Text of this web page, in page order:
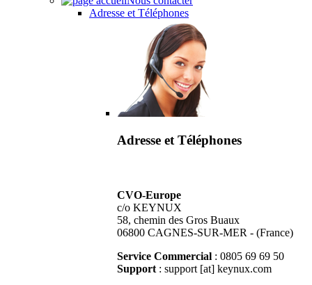
Adresse et Téléphones
Adresse et Téléphones
CVO-Europe
c/o KEYNUX
58, chemin des Gros Buaux
06800 CAGNES-SUR-MER - (France)
Service Commercial : 0805 69 69 50
Support : support [at] keynux.com